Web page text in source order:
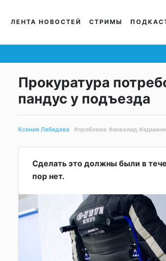
ЛЕНТА НОВОСТЕЙ СТРИМЫ
Прокуратура
пандус у подъезда
Ксения Лебедева #проблема #инвалид
Сделать это должны были в
пор нет.